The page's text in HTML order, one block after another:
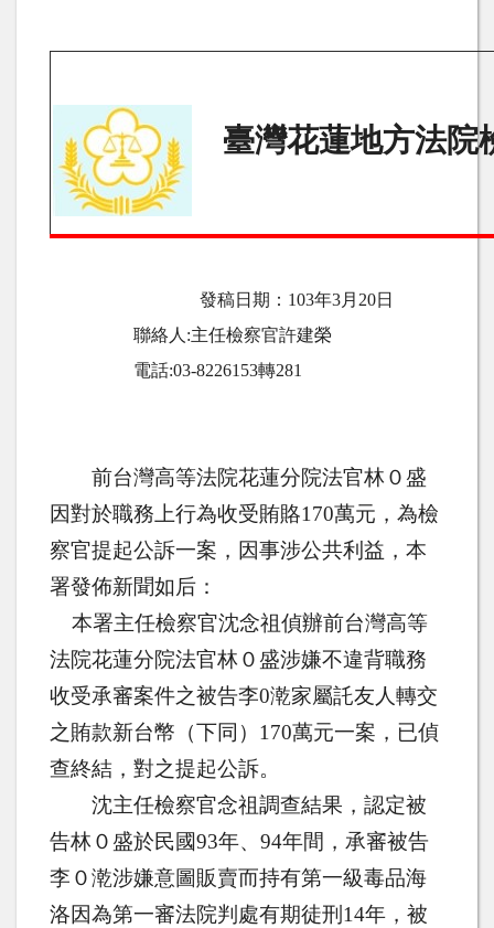
臺灣花蓮地方法院
發稿日期： 103年3月 20日
聯絡人 :主任檢察官許建榮
電話:03-8226153轉281
前台灣高等法院花蓮分院法官林０盛
因對於職務上行為收受賄賂170萬元，為檢
察官提起公訴一案，因事涉公共利益，本
署發佈新聞如后：
本署主任檢察官沈念祖偵辦前台灣高等
法院花蓮分院法官林０盛涉嫌不違背職務
收受承審案件之被告李0漧家屬託友人轉交
之賄款新台幣（下同） 170萬元一案，已偵
查終結，對之提起公訴。
沈主任檢察官念祖調查結果，認定被
告林０盛於民國93年、 94年間，承審被告
李０漧涉嫌意圖販賣而持有第一級毒品海
洛因為第一審法院判處有期徒刑 14年，被